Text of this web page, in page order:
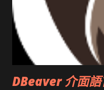
DBeaver 介面語